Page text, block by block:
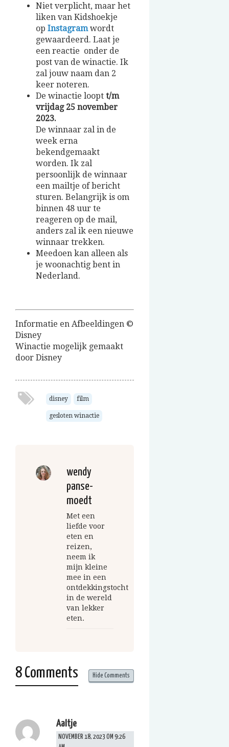
Niet verplicht, maar het
liken van Kidshoekje
op Instagramwordt
gewaardeerd. Laat je
een reactie onder de
post van de winactie. Ik
zal jouw naam dan 2
keer noteren.
De winactie loopt t/m
vrijdag 25 november
2023.
De winnaar zal in de
week erna
bekendgemaakt
worden. Ik zal
persoonlijk de winnaar
een mailtje of bericht
sturen. Belangrijk is om
binnen 48 uur te
reageren op de mail,
anders zal ik een nieuwe
winnaar trekken.
Meedoen kan alleen als
je woonachtig bent in
Nederland.
Informatie en Afbeeldingen ©
Disney
Winactie mogelijk gemaakt
door Disney
disney film
gesloten winactie
wendy
panse-
moedt
Met een
liefde voor
eten en
reizen,
neem ik
mijn kleine
mee in een
ontdekkingstocht
in de wereld
van lekker
eten.
8 Comments Hide Comments
Aaltje
NOVEMBER 18, 2023 OM 9:26